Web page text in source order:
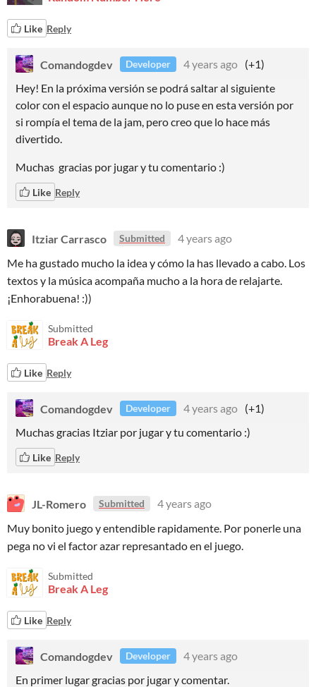
Like Reply
Comandogdev Developer 4 years ago (+1)
Hey! En la próxima versión se podrá saltar al siguiente
color con el espacio aunque no lo puse en esta versión por
si rompía el tema de la jam, pero creo que lo hace más
divertido.
Muchas gracias por jugar y tu comentario :)
Like Reply
Itziar Carrasco Submitted
4 years ago
Me ha gustado mucho la idea y cómo la has llevado a cabo. Los
textos y la música acompaña mucho a la hora de relajarte.
¡Enhorabuena! :))
Submitted
Break A Leg
Like Reply
Comandogdev Developer 4 years ago (+1)
Muchas gracias Itziar por jugar y tu comentario :)
Like Reply
JL-Romero Submitted
4 years ago
Muy bonito juego y entendible rapidamente. Por ponerle una
pega no vi el factor azar represantado en el juego.
Submitted
Break A Leg
Like Reply
Comandogdev Developer
4 years ago
En primer lugar gracias por jugar y comentar.